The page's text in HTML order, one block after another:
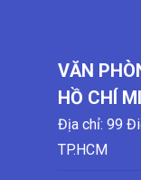
VĂN
HỒ CHÍ
Địa chỉ: 99
TP.HCM